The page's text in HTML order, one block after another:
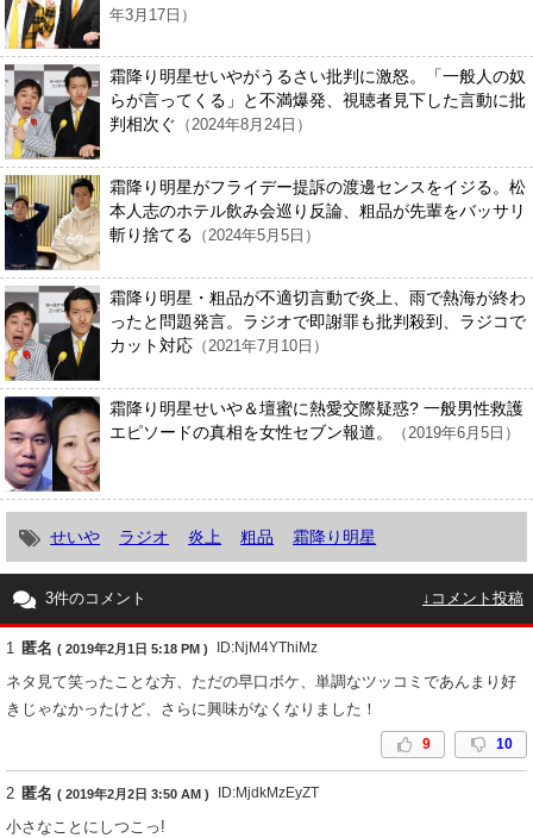
年3月17日）
霜降り明星せいやがうるさい批判に激怒。「一般人の奴
らが言ってくる」と不満爆発、視聴者見下した言動に批
判相次ぐ （2024年8月24日）
霜降り明星がフライデー提訴の渡邊センスをイジる。松
本人志のホテル飲み会巡り反論、粗品が先輩をバッサリ
斬り捨てる （2024年5月5日）
霜降り明星・粗品が不適切言動で炎上、雨で熱海が終わ
ったと問題発言。ラジオで即謝罪も批判殺到、ラジコで
カット対応 （2021年7月10日）
霜降り明星せいや＆壇蜜に熱愛交際疑惑? 一般男性救護
エピソードの真相を女性セブン報道。
（2019年6月5日）
せいや ラジオ 炎上 粗品 霜降り明星
3件のコメント ↓コメント投稿
1 匿名 ( 2019年2月1日 5:18 PM ) ID:NjM4YThiMz
ネタ見て笑ったことな方、ただの早口ボケ、単調なツッコミであんまり好
きじゃなかったけど、さらに興味がなくなりました！
9 10
2 匿名 ( 2019年2月2日 3:50 AM ) ID:MjdkMzEyZT
小さなことにしつこっ!